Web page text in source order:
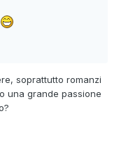
soprattutto romanzi
una grande passione